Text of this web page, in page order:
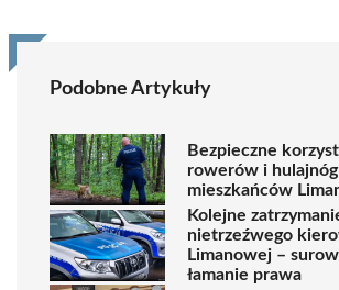
Podobne Artykuły
Bezpieczne
rowerów i hulajnóg
mieszkańców
Kolejne
nietrzeźwego
Limanowej –
łamanie prawa